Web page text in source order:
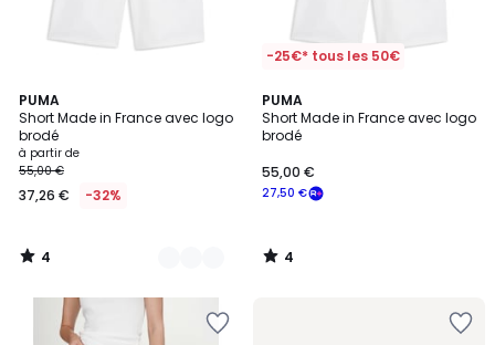
PUMA
Short Made in France avec logo
brodé
à partir de
55,00 €
37,26 € -32%
4
/
5
2
Couleurs
4
/
-25€* tous les 50€
PUMA
Short Made in France avec logo
brodé
27,50 €
55,00 €
4
/
5
4
/